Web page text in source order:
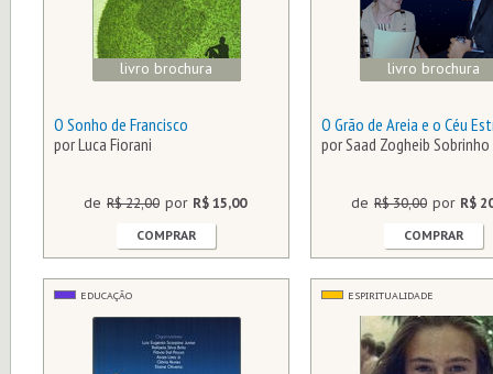
livro brochura
O Sonho de Francisco
por Luca Fiorani
de R$ 22,00 por R$ 15,00
COMPRAR
livro brochura
O Grão de Areia e o Céu
por Saad Zogheib Sobrinho
de R$ 30,00 por R$
COMPRAR
EDUCAÇÃO ESPIRITUALIDADE